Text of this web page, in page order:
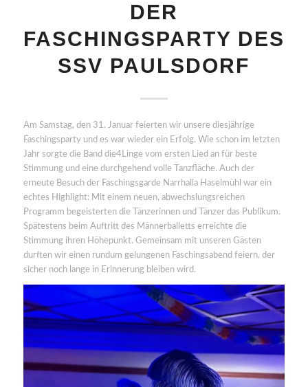
DER
FASCHINGSPARTY DES
SSV PAULSDORF
Am Samstag, den 31. Januar feierten wir unsere diesjährige
Faschingsparty und es war wieder ein Erfolg. Wie schon im letzten
Jahr sorgte die Band die4Linge vom ersten Lied an für beste
Stimmung und eine durchgehend volle Tanzfläche. Auch der
erneute Besuch der Faschingsgarde Narrhalla Haselmühl war ein
echtes Highlight: Mit einem neuen, abwechslungsreichen
Programm begeisterten die Tänzerinnen und Tänzer das Publikum.
Spätestens beim Auftritt des Männerballetts erreichte die
Stimmung ihren Höhepunkt. Gemeinsam mit unseren Gästen
durften wir einen rundum gelungenen Faschingsabend feiern, der
sicher noch lange in Erinnerung bleiben wird.